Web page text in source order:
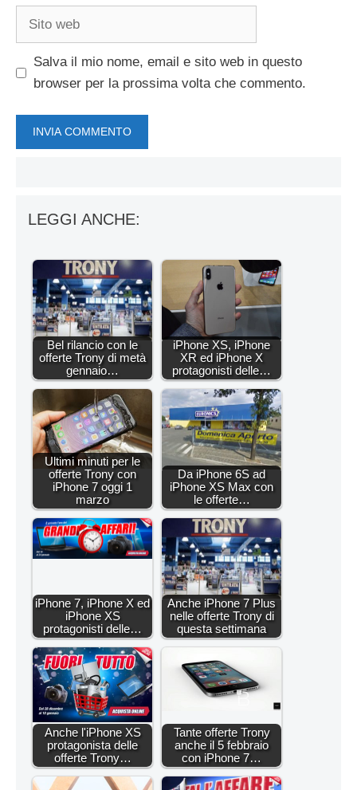
Sito
Salva il mio nome, email e sito web in questo
browser per la prossima volta che commento.
LEGGI ANCHE:
Bel rilancio con le
offerte Trony di metà
gennaio…
iPhone XS, iPhone
XR ed iPhone X
protagonisti delle…
Ultimi minuti per le
offerte Trony con
iPhone 7 oggi 1
marzo
Da iPhone 6S ad
iPhone XS Max con
le offerte…
iPhone 7, iPhone X ed
iPhone XS
protagonisti delle…
Anche iPhone 7 Plus
nelle offerte Trony di
questa settimana
Anche l'iPhone XS
protagonista delle
offerte Trony…
Tante offerte Trony
anche il 5 febbraio
con iPhone 7…